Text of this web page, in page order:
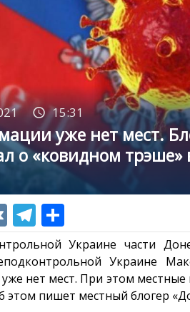
15:31
уже нет мест.
о «ковидном трэше»
Украине части
Украине
нет мест. При этом
этом пишет местный блогер